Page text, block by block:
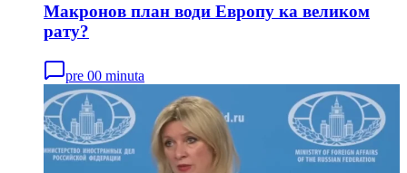
Макронов план води Европу ка великом
рату?
pre 00 minuta